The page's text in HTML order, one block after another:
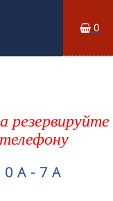
0
резервируйте
7A